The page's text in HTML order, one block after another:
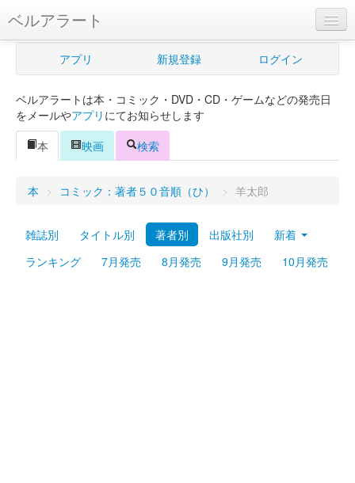
ベルアラート
ベルアラートとは
新規登録
ログイン
Myシェルフ
プレミアム
アプリ 新規登録 ログイン
ベルアラートは本・コミック・DVD・CD・ゲームなどの発売日
をメールやアプリ にてお知らせします
本
映画 検索
本 > コミック：著者５０音順（ひ） > 羊太郎
雑誌別 タイトル別 著者別 出版社別
新着
ランキング
7月発売 8月発売 9月発売 10月発売